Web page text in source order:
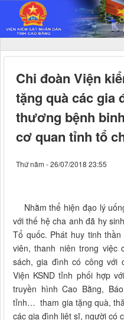
Chi đoàn Viện
tặng quà các gia
thương bệnh
cơ quan tỉnh tổ
Thứ năm - 26/07/2018 23:55
Nhằm thể hiện đạo lý
với thế hệ cha anh đã hy
Tổ quốc. Phát huy tinh
viên, thanh niên trong việc
sách, gia đình có công với
Viện KSND tỉnh phối hợp
truyền hình Cao Bằng,
tỉnh… tham gia tặng quà,
các gia đình liệt sĩ, người có